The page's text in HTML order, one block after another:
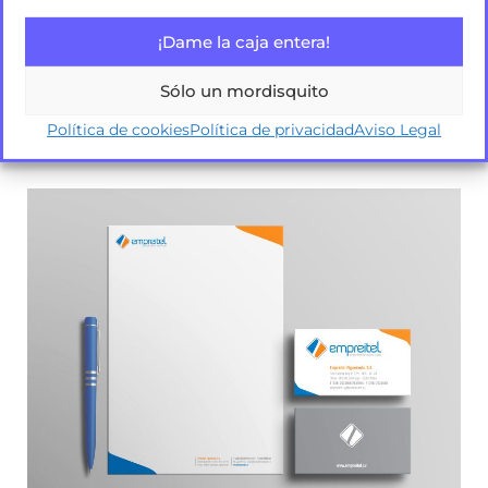
¡Dame la caja entera!
Sólo un mordisquito
Política de cookiesPolítica de privacidadAviso Legal